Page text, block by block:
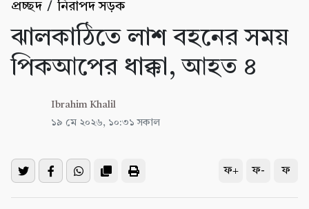
প্রচ্ছদ /নিরাপদ সড়ক
ঝালকাঠিতে লাশ বহনের সময়
পিকআপের ধাক্কা, আহত ৪
Ibrahim Khalil
১৯ মে ২০২৬, ১০:৩১ সকাল
ফ+ ফ- ফ